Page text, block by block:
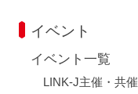
イベント
イベント一覧
LINK-J主催・共催